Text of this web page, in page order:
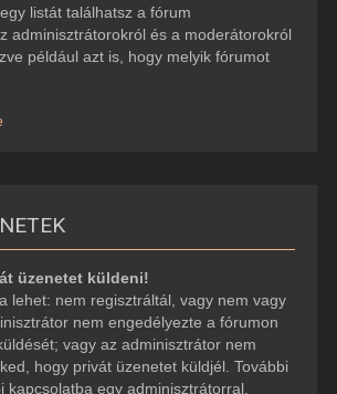
listát találhatsz a fórum
adminisztrátorokról és a moderátorokról
például azt is, hogy melyik fórumot
üzenetet küldeni!
lehet: nem regisztráltál, vagy nem vagy
nem engedélyezte a fórumon
vagy az adminisztrátor nem
hogy privát üzenetet küldjél. További
kapcsolatba egy adminisztrátorral.